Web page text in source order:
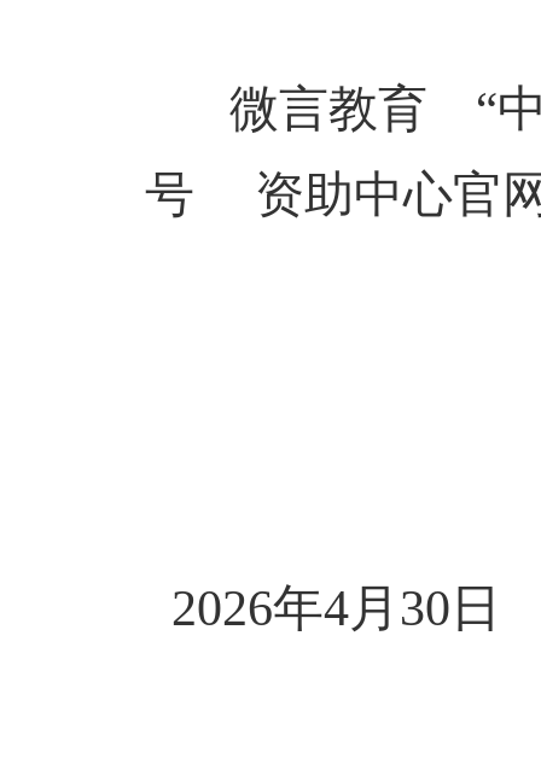
微言教育
“
号 资助中心官
2026年4月 30 日